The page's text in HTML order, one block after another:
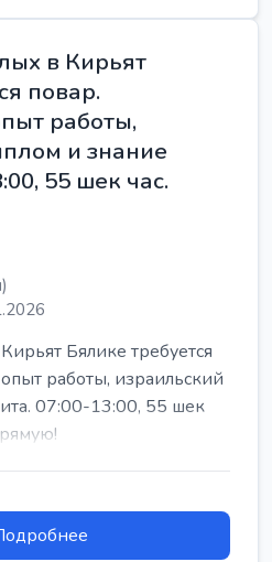
в Кирьят
повар.
работы,
и знание
55 шек час.
Бялике требуется
работы, израильский
07:00-13:00, 55 шек